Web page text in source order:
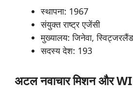
स्थापना: 1967
संयुक्त राष्ट्र एजेंसी
मुख्यालय: जिनेवा, स्विट्जरलैंड
सदस्य देश: 193
अटलनवाचारमिशनऔर